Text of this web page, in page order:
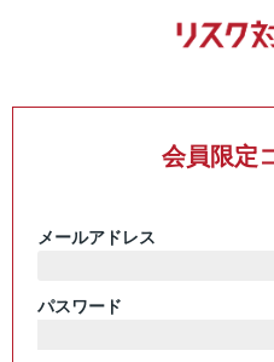
会員限定
メールアドレス
パスワード